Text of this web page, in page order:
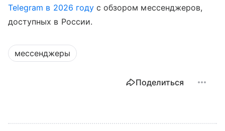
Telegram в 2026 годус обзором мессенджеров,
доступных в России.
мессенджеры
Поделиться